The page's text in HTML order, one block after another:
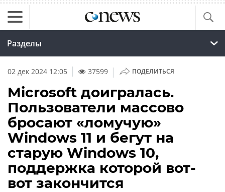
Разделы
02 дек 2024 12:05 37599 | ПОДЕЛИТЬСЯ
Microsoft доигралась.
Пользователи массово
бросают «ломучую»
Windows 11 и бегут на
старую Windows 10,
поддержка которой вот-
вот закончится